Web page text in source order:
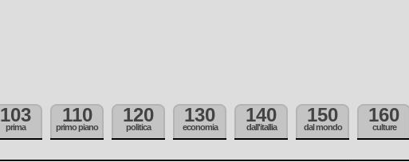
103
prima
110
primo piano
120
politica
130
economia
140
dall'itallia
150
dal mondo
160
culture